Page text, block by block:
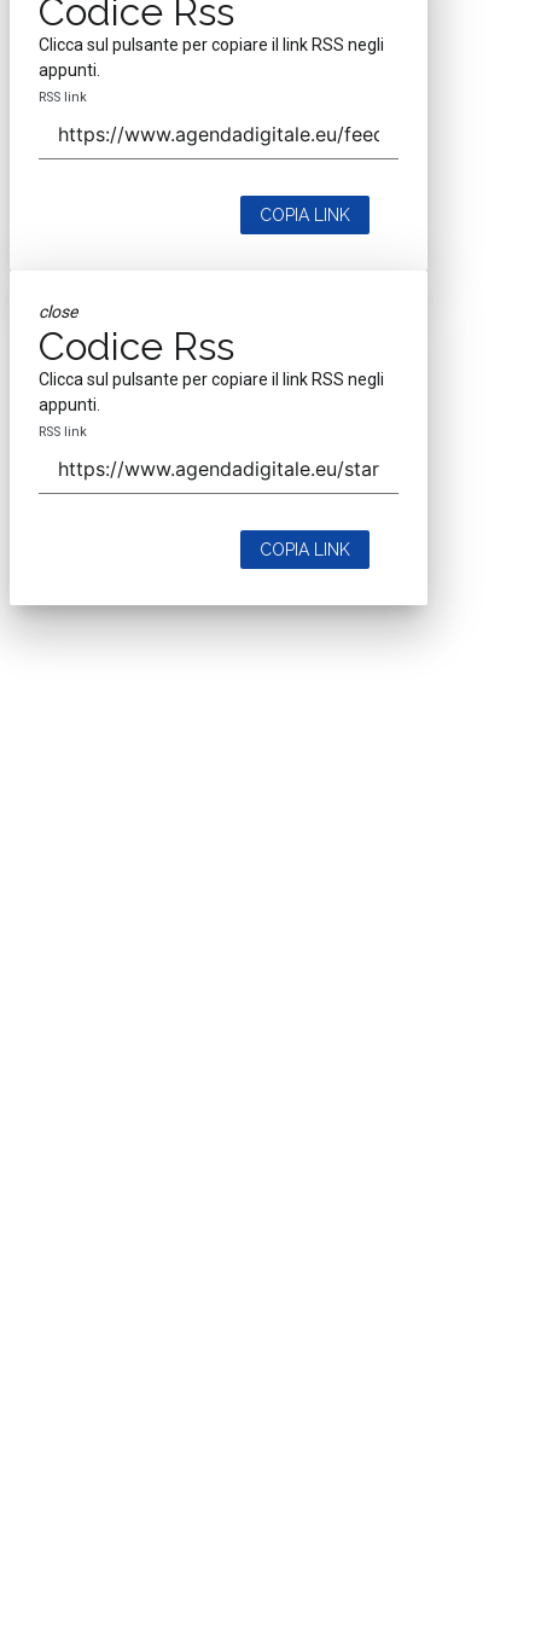
Codice Rss
Clicca sul pulsante per copiare il link RSS negli
appunti.
RSS link
COPIA LINK
close
Codice Rss
Clicca sul pulsante per copiare il link RSS negli
appunti.
RSS link
COPIA LINK